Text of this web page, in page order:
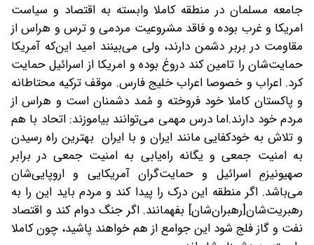
جامعه مسلمان در منطقه کاملا وابسته به اقتصاد و سیاست
امریکا و غرب بوده و فاقد مشروعیت مردمی و ترس و هراس از
مقاومت در بربر دشمن دارند، ولی می‌بینند امید این‌که آمریکا
حمایت‌شان را تامین کند دروغ بوده و امریکا از اسرائیل حمایت
کرد. اعراب و خصوصا اعراب خلیج فارس. موقف ترکیه محتاطانه
و پاکستان کاملا خود فروخته و مُمد دشمنان است و هراس از
مردم خود دارند.اما درس مهمی می‌توانند بیاموزند: اتحاد با هم
و تلاش به خودکفایی مانند ایران و با ایران بهترین راه رسیدن
به امنیت جمعی و یگانه راه‌یابی به امنیت جمعی در برابر
صهیونیزمِ اسرائیل و حمایت‌گران آمریکایی و اروپایی‌شان
می‌باشد. اگر منطقه این درک را پیدا کند و مردم باید این را به
رهبریت‌شان[رهبران‌شان] بفهمانند. اگر جنگ دوام کند و اقتصاد
نفت و گاز فلج شود این جوامع از هم خواهند پاشید، چون کاملا